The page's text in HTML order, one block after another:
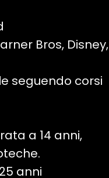
Bros, Disney,
seguendo corsi
a 14 anni,
anni